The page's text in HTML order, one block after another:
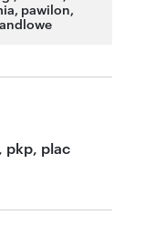
, pawilon,
pkp, plac